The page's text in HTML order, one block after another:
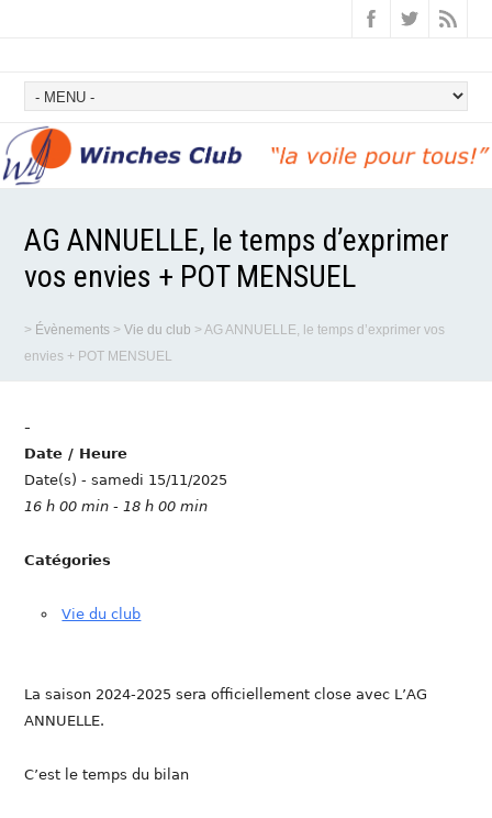
AG ANNUELLE, le temps d’exprimer
vos envies + POT MENSUEL
> Évènements >Vie du club >AG ANNUELLE, le temps d’exprimer vos
envies + POT MENSUEL
-
Date / Heure
Date(s) - samedi 15/11/2025
16 h 00 min - 18 h 00 min
Catégories
Vie du club
La saison 2024-2025 sera officiellement close avec L’AG
ANNUELLE.
C’est le temps du bilan